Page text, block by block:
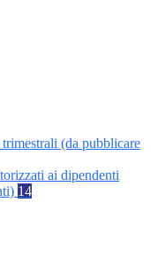
trimestrali (da pubblicare
ai dipendenti
14